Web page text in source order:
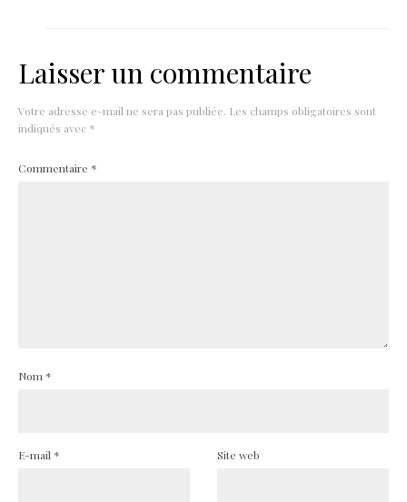
Laisser un commentaire
Votre adresse e-mail ne sera pas publiée. Les champs obligatoires sont
indiqués avec *
Commentaire *
Nom *
E-mail * Site web